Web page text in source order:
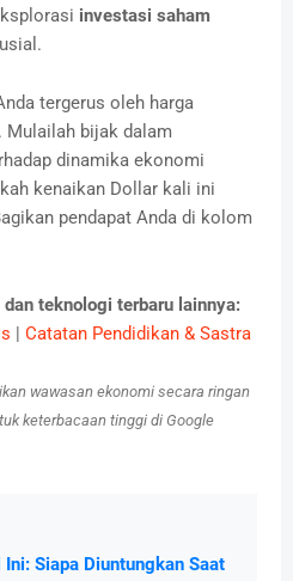
investasi saham
tergerus oleh harga
bijak dalam
dinamika ekonomi
kenaikan Dollar kali ini
pendapat Anda di kolom
teknologi terbaru lainnya:
| Catatan Pendidikan & Sastra
wawasan ekonomi secara ringan
keterbacaan tinggi di Google
Siapa Diuntungkan Saat